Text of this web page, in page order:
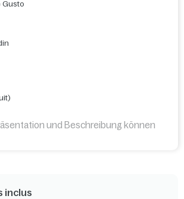
Gusto
und Beschreibung können
inclus